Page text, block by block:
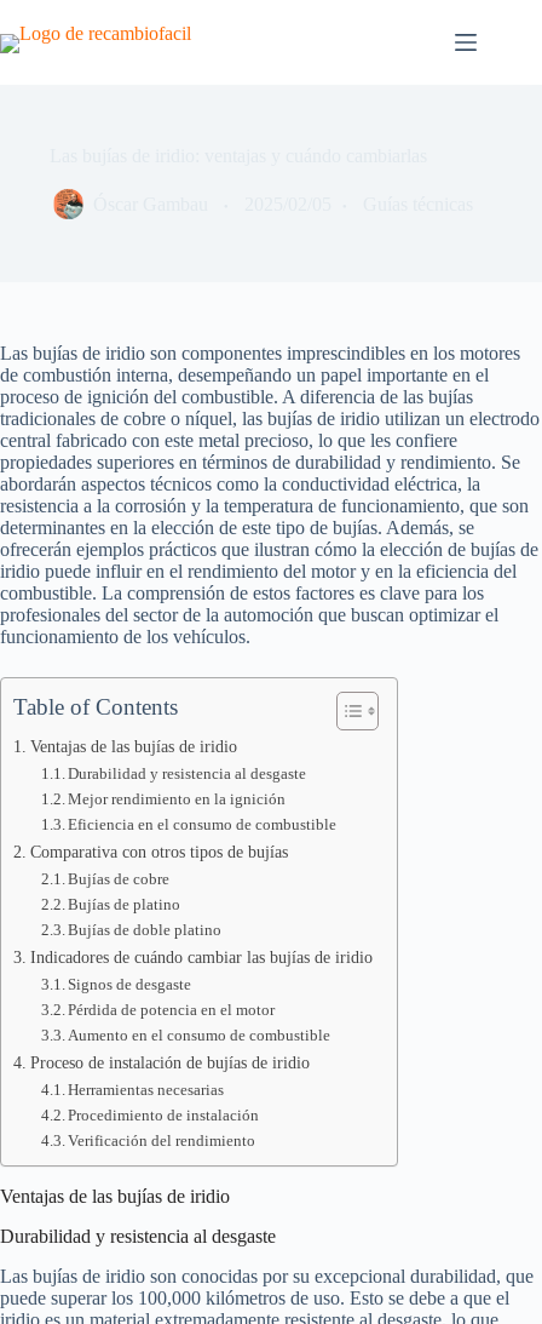
al
contenido
Las bujías de iridio son componentes imprescindibles en los motores
de combustión interna, desempeñando un papel importante en el
proceso de ignición del combustible. A diferencia de las bujías
tradicionales de cobre o níquel, las bujías de iridio utilizan un electrodo
central fabricado con este metal precioso, lo que les confiere
propiedades superiores en términos de durabilidad y rendimiento. Se
abordarán aspectos técnicos como la conductividad eléctrica, la
resistencia a la corrosión y la temperatura de funcionamiento, que son
determinantes en la elección de este tipo de bujías. Además, se
ofrecerán ejemplos prácticos que ilustran cómo la elección de bujías de
iridio puede influir en el rendimiento del motor y en la eficiencia del
combustible. La comprensión de estos factores es clave para los
profesionales del sector de la automoción que buscan optimizar el
funcionamiento de los vehículos.
Table of Contents
Ventajas de las bujías de iridio
Durabilidad y resistencia al desgaste
Mejor rendimiento en la ignición
Eficiencia en el consumo de combustible
Comparativa con otros tipos de bujías
Bujías de cobre
Bujías de platino
Bujías de doble platino
Indicadores de cuándo cambiar las bujías de iridio
Signos de desgaste
Pérdida de potencia en el motor
Aumento en el consumo de combustible
Proceso de instalación de bujías de iridio
Herramientas necesarias
Procedimiento de instalación
Verificación del rendimiento
Ventajas de las bujías de iridio
Durabilidad y resistencia al desgaste
Las bujías de iridio son conocidas por su excepcional durabilidad, que
puede superar los 100,000 kilómetros de uso. Esto se debe a que el
iridio es un material extremadamente resistente al desgaste, lo que